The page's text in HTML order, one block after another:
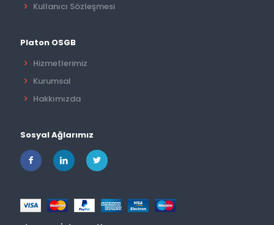
Kullanıcı Sözleşmesi
Platon OSGB
Hizmetlerimiz
Kurumsal
Hakkımızda
Sosyal Ağlarımız